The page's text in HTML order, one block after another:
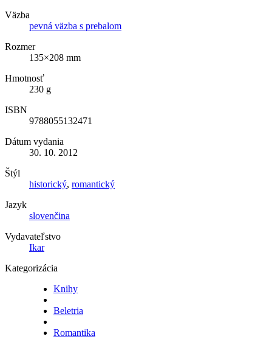
Väzba
pevná väzba s prebalom
Rozmer
135×208 mm
Hmotnosť
230 g
ISBN
9788055132471
Dátum vydania
30. 10. 2012
Štýl
historický, romantický
Jazyk
slovenčina
Vydavateľstvo
Ikar
Kategorizácia
Knihy
Beletria
Romantika